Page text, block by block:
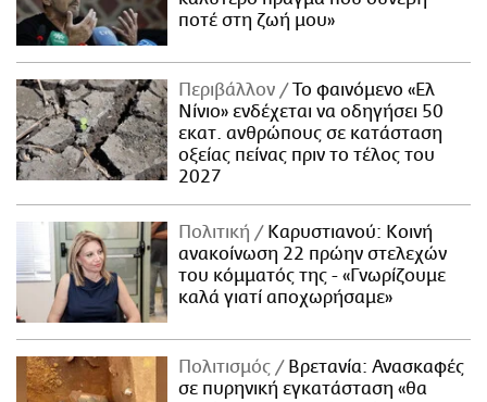
ποτέ στη ζωή μου»
Περιβάλλον
Το φαινόμενο «Ελ
Νίνιο» ενδέχεται να οδηγήσει 50
εκατ. ανθρώπους σε κατάσταση
οξείας πείνας πριν το τέλος του
2027
Πολιτική
Καρυστιανού: Κοινή
ανακοίνωση 22 πρώην στελεχών
του κόμματός της - «Γνωρίζουμε
καλά γιατί αποχωρήσαμε»
Πολιτισμός
Βρετανία: Ανασκαφές
σε πυρηνική εγκατάσταση «θα